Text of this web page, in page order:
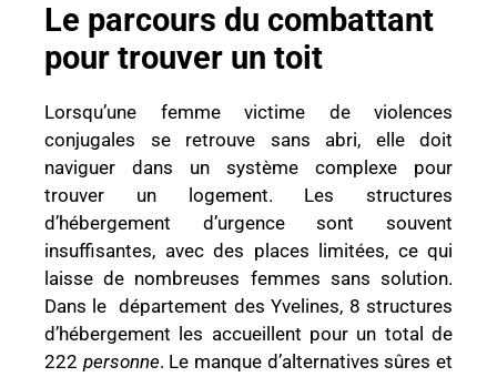
Le parcours du combattant
pour trouver un toit
Lorsqu’une femme victime de violences
conjugales se retrouve sans abri, elle doit
naviguer dans un système complexe pour
trouver un logement. Les structures
d’hébergement d’urgence sont souvent
insuffisantes, avec des places limitées, ce qui
laisse de nombreuses femmes sans solution.
Dans le département des Yvelines, 8 structures
d’hébergement les accueillent pour un total de
222 personne. Le manque d’alternatives sûres et